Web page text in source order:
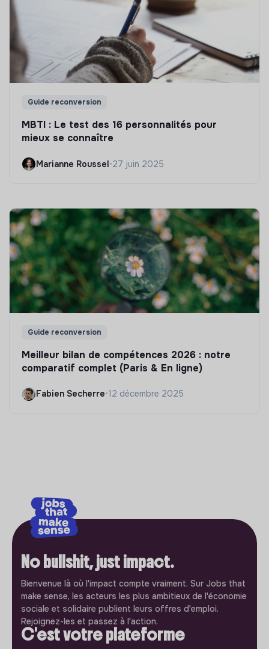
Guide reconversion
MBTI : Le test des 16 personnalités pour
mieux se connaître
Marianne Roussel•27 juin 2025
Guide reconversion
Meilleur bilan de compétences 2026 : notre
comparatif complet (Paris & En ligne)
Fabien Secherre•12 décembre 2025
No bullshit, just impact.
Bienvenue là où l'impact compte vraiment. Sur Jobs that
make sense, les acteurs les plus ambitieux de l'économie
sociale et solidaire publient leurs offres d'emploi.
Rejoignez-les et passez à l'action.
C'est votre plateforme